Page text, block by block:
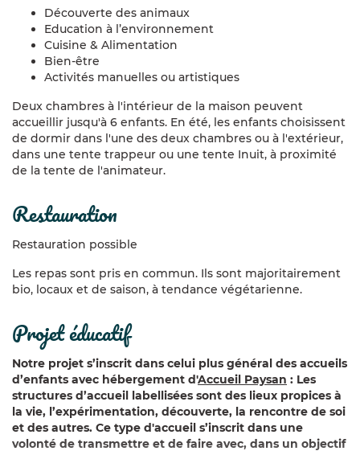
Découverte des animaux
Education à l’environnement
Cuisine & Alimentation
Bien-être
Activités manuelles ou artistiques
Deux chambres à l'intérieur de la maison peuvent
accueillir jusqu'à 6 enfants. En été, les enfants choisissent
de dormir dans l'une des deux chambres ou à l'extérieur,
dans une tente trappeur ou une tente Inuit, à proximité
de la tente de l'animateur.
restauration
Restauration possible
Les repas sont pris en commun. Ils sont majoritairement
bio, locaux et de saison, à tendance végétarienne.
projet éducatif
Notre projet s’inscrit dans celui plus général des accueils
d’enfants avec hébergement d'Accueil Paysan : Les
structures d’accueil labellisées sont des lieux propices à
la vie, l’expérimentation, découverte, la rencontre de soi
et des autres. Ce type d'accueil s’inscrit dans une
volonté de transmettre et de faire avec, dans un objectif